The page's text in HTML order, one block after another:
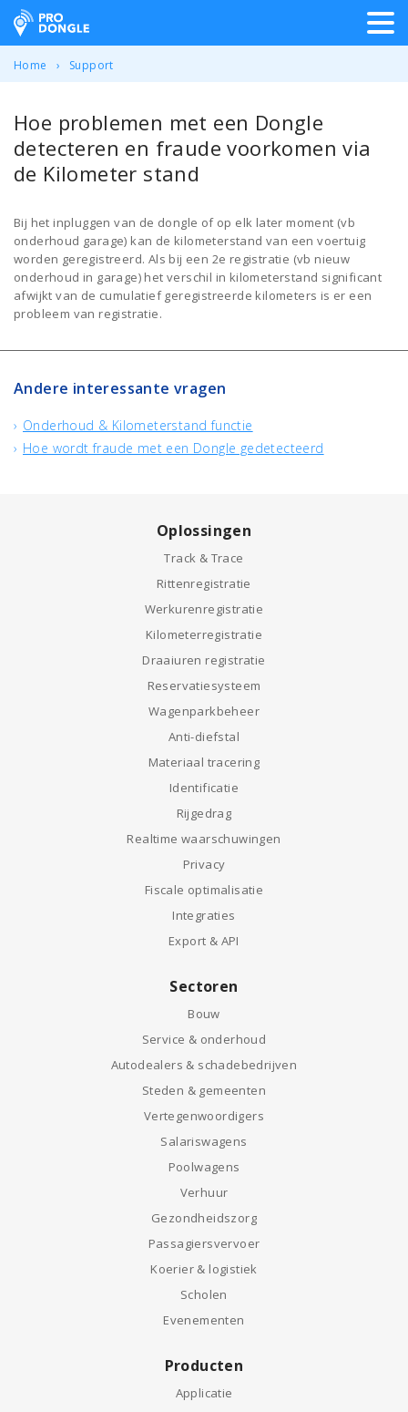
ProDongle Track & Trace
Home Support
Hoe problemen met een Dongle
detecteren en fraude voorkomen via
de Kilometer stand
Bij het inpluggen van de dongle of op elk later moment (vb
onderhoud garage) kan de kilometerstand van een voertuig
worden geregistreerd. Als bij een 2e registratie (vb nieuw
onderhoud in garage) het verschil in kilometerstand significant
afwijkt van de cumulatief geregistreerde kilometers is er een
probleem van registratie.
Andere interessante vragen
Onderhoud & Kilometerstand functie
Hoe wordt fraude met een Dongle gedetecteerd
Oplossingen
Track & Trace
Rittenregistratie
Werkurenregistratie
Kilometerregistratie
Draaiuren registratie
Reservatiesysteem
Wagenparkbeheer
Anti-diefstal
Materiaal tracering
Identificatie
Rijgedrag
Realtime waarschuwingen
Privacy
Fiscale optimalisatie
Integraties
Export & API
Sectoren
Bouw
Service & onderhoud
Autodealers & schadebedrijven
Steden & gemeenten
Vertegenwoordigers
Salariswagens
Poolwagens
Verhuur
Gezondheidszorg
Passagiersvervoer
Koerier & logistiek
Scholen
Evenementen
Producten
Applicatie